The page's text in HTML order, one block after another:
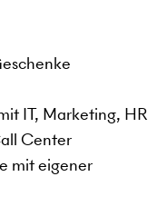
IT, Marketing, HR
Center
mit eigener